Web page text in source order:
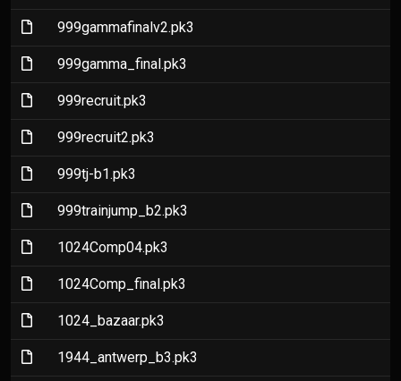
(File)999gammafinalv2.pk3
(File)999gamma_final.pk3
(File)999recruit.pk3
(File)999recruit2.pk3
(File)999tj-b1.pk3
(File)999trainjump_b2.pk3
(File)1024Comp04.pk3
(File)1024Comp_final.pk3
(File)1024_bazaar.pk3
(File)1944_antwerp_b3.pk3